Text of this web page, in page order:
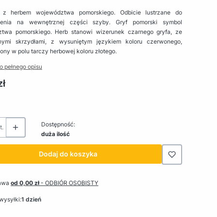
z herbem województwa pomorskiego. Odbicie lustrzane do
na wewnętrznej części szyby. Gryf pomorski symbol
pomorskiego. Herb stanowi wizerunek czarnego gryfa, ze
skrzydłami, z wysuniętym językiem koloru czerwonego,
w polu tarczy herbowej koloru złotego.
pełnego opisu
Dostępność:
duża ilość
Dodaj do koszyka
od 0,00 zł- ODBIÓR OSOBISTY
1 dzień